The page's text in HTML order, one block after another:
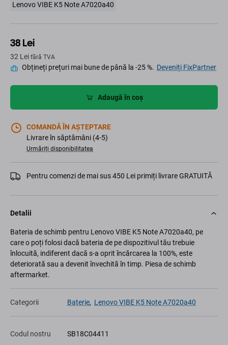
Lenovo VIBE K5 Note A7020a40
38 Lei
32 Lei fără TVA
Obțineți prețuri mai bune de până la -25 %. Deveniți FixPartner
Adaugă în coș
COMANDĂ ÎN AȘTEPTARE
Livrare în săptămâni (4-5)
Urmăriți disponibilitatea
Pentru comenzi de mai sus 450 Lei primiți livrare GRATUITĂ
Detalii
Bateria de schimb pentru Lenovo VIBE K5 Note A7020a40, pe
care o poți folosi dacă bateria de pe dispozitivul tău trebuie
înlocuită, indiferent dacă s-a oprit încărcarea la 100%, este
deteriorată sau a devenit învechită în timp. Piesa de schimb
aftermarket.
Categorii Baterie, Lenovo VIBE K5 Note A7020a40
Codul nostru SB18C04411